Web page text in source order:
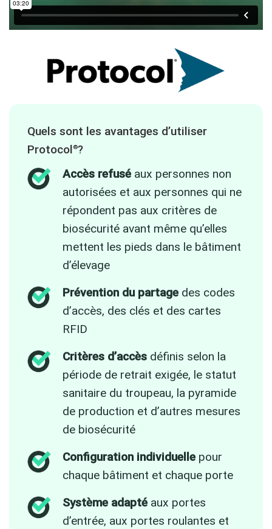
Quels sont les avantages d’utiliser
Protocol®?
Accès refusé aux personnes non
autorisées et aux personnes qui ne
répondent pas aux critères de
biosécurité avant même qu’elles
mettent les pieds dans le bâtiment
d’élevage
Prévention du partage des codes
d’accès, des clés et des cartes
RFID
Critères d’accès définis selon la
période de retrait exigée, le statut
sanitaire du troupeau, la pyramide
de production et d’autres mesures
de biosécurité
Configuration individuelle pour
chaque bâtiment et chaque porte
Système adapté aux portes
d’entrée, aux portes roulantes et